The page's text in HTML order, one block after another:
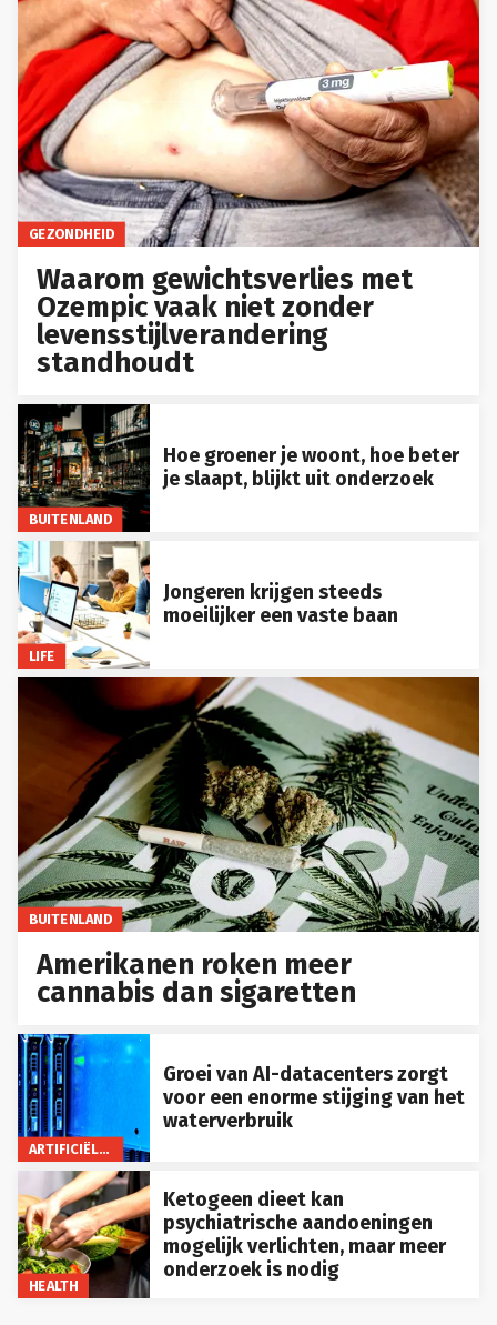
GEZONDHEID
Waarom gewichtsverlies met
Ozempic vaak niet zonder
levensstijlverandering
standhoudt
BUITENLAND
Hoe groener je woont, hoe beter
je slaapt, blijkt uit onderzoek
LIFE
Jongeren krijgen steeds
moeilijker een vaste baan
BUITENLAND
Amerikanen roken meer
cannabis dan sigaretten
ARTIFICIËLE INTELLIGENTIE
Groei van AI-datacenters zorgt
voor een enorme stijging van het
waterverbruik
HEALTH
Ketogeen dieet kan
psychiatrische aandoeningen
mogelijk verlichten, maar meer
onderzoek is nodig